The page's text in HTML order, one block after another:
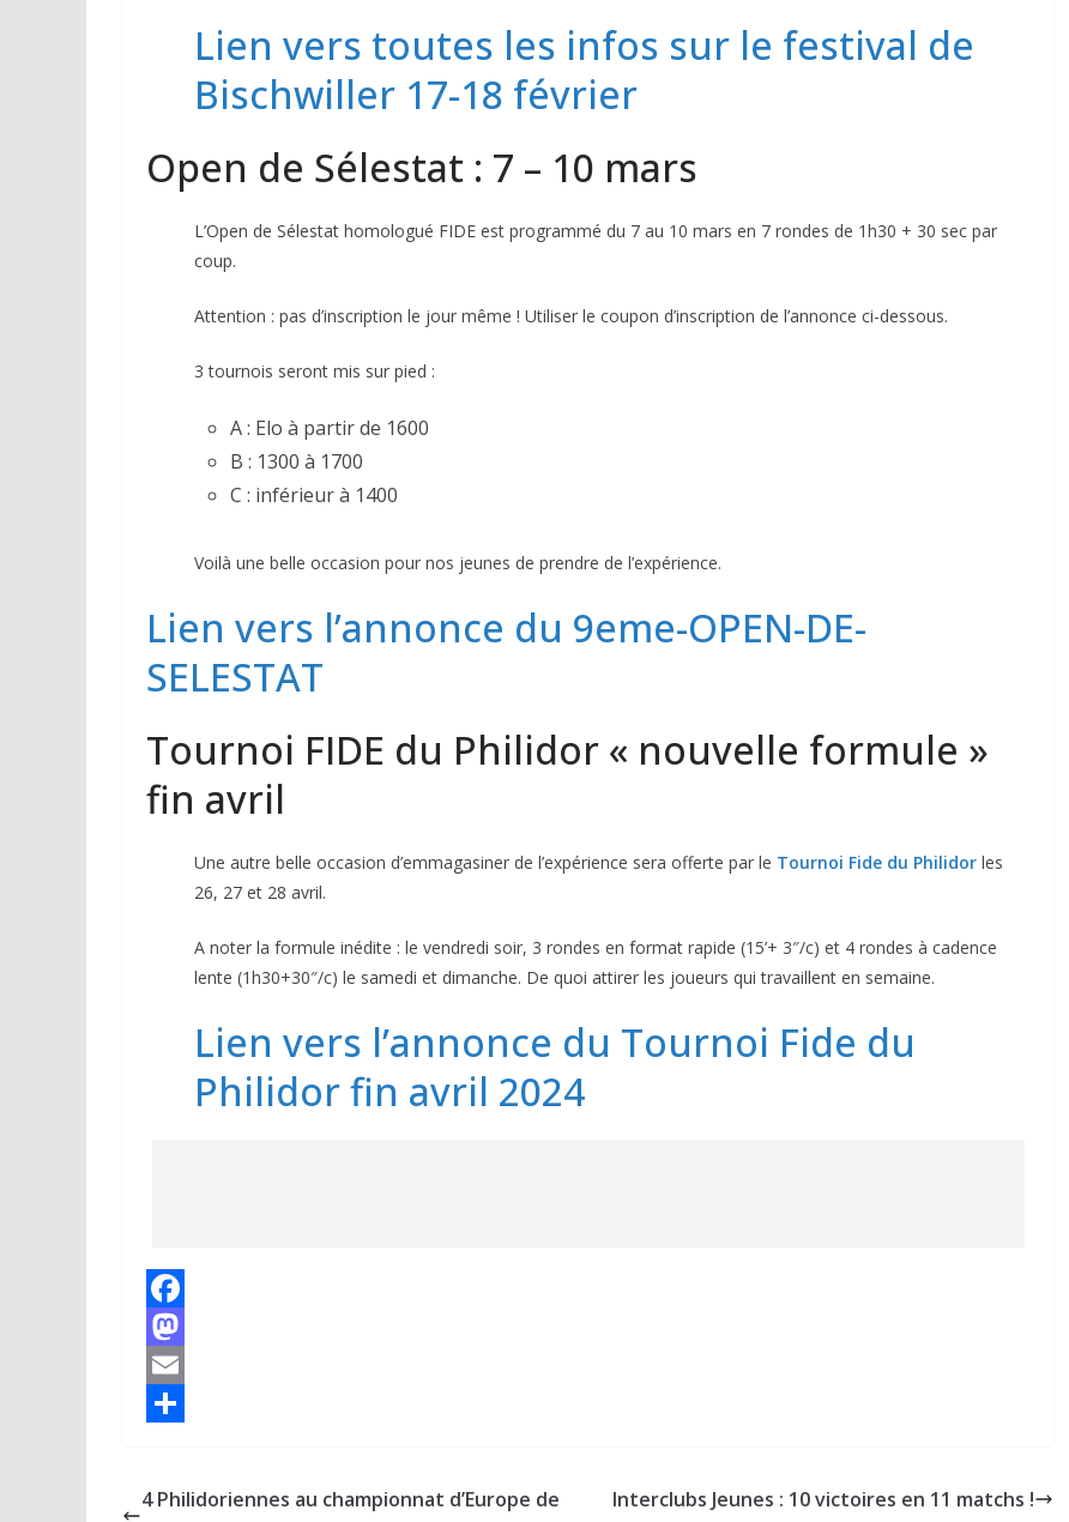
Lien vers toutes les infos sur le festival de
Bischwiller 17-18 février
Open de Sélestat : 7 – 10 mars
L’Open de Sélestat homologué FIDE est programmé du 7 au 10 mars en 7 rondes de 1h30 + 30 sec par
coup.
Attention : pas d’inscription le jour même ! Utiliser le coupon d’inscription de l’annonce ci-dessous.
3 tournois seront mis sur pied :
A : Elo à partir de 1600
B : 1300 à 1700
C : inférieur à 1400
Voilà une belle occasion pour nos jeunes de prendre de l’expérience.
Lien vers l’annonce du 9eme-OPEN-DE-
SELESTAT
Tournoi FIDE du Philidor « nouvelle formule »
fin avril
Une autre belle occasion d’emmagasiner de l’expérience sera offerte par le Tournoi Fide du Philidor les
26, 27 et 28 avril.
A noter la formule inédite : le vendredi soir, 3 rondes en format rapide (15’+ 3″/c) et 4 rondes à cadence
lente (1h30+30″/c) le samedi et dimanche. De quoi attirer les joueurs qui travaillent en semaine.
Lien vers l’annonce du Tournoi Fide du
Philidor fin avril 2024
F
aM
aE
4 Philidoriennes au championnat d’Europe de
Interclubs Jeunes : 10 victoires en 11 matchs !